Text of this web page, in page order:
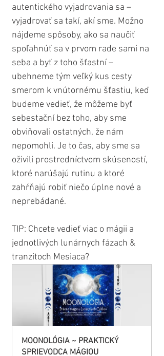
autentického vyjadrovania sa –
vyjadrovať sa takí, akí sme. Možno
nájdeme spôsoby, ako sa naučiť
spoľahnúť sa v prvom rade sami na
seba a byť z toho šťastní –
ubehneme tým veľký kus cesty
smerom k vnútornému šťastiu, keď
budeme vedieť, že môžeme byť
sebestační bez toho, aby sme
obviňovali ostatných, že nám
nepomohli. Je to čas, aby sme sa
oživili prostredníctvom skúseností,
ktoré narúšajú rutinu a ktoré
zahŕňajú robiť niečo úplne nové a
neprebádané.
TIP: Chcete vedieť viac o mágii a
jednotlivých lunárnych fázach &
tranzitoch Mesiaca?
MOONOLÓGIA ~ PRAKTICKÝ
SPRIEVODCA MÁGIOU